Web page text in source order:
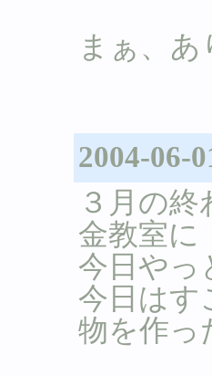
まぁ、
2004-06-
３月の
金教室に
今日やっ
今日はす
物を作っ